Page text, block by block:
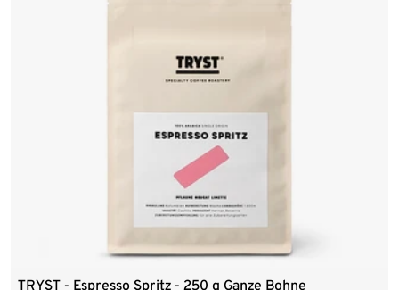
TRYST - Espresso Spritz - 250 g Ganze Bohne